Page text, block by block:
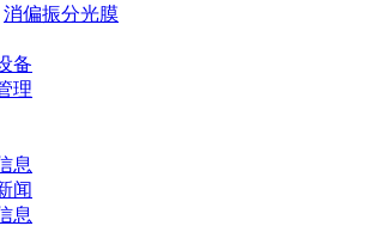
消偏振分光膜
备
理
息
闻
息